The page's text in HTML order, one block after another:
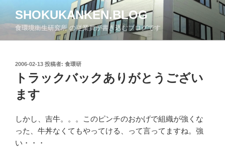
ン
SHOKUKANKEN.BLOG
食環境衛生研究所 の従業員が書き込むブログです
投
稿
2006-02-13 投稿者: 食環研
トラックバックありがとうござい
ます
しかし、吉牛。。。このピンチのおかげで組織が強くな
った、牛丼なくてもやってける、って言ってますね。強
い・・・